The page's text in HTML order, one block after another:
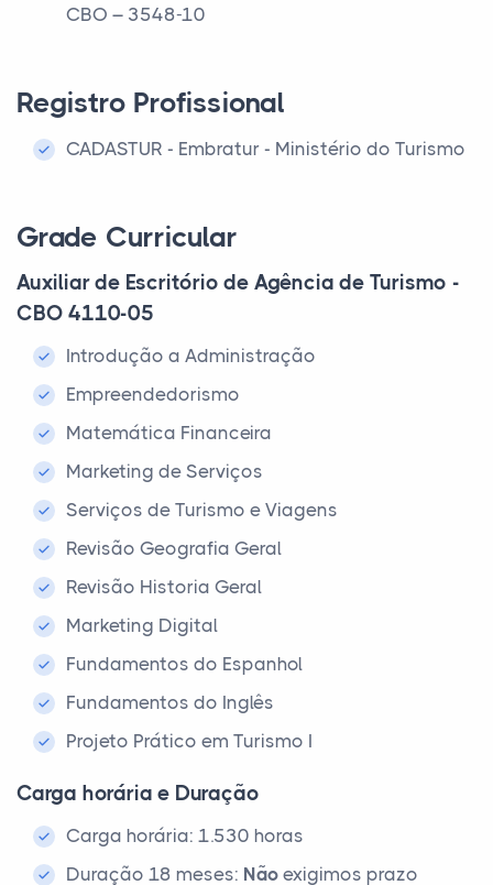
CBO – 3548-10
Registro Profissional
CADASTUR - Embratur - Ministério do Turismo
Grade Curricular
Auxiliar de Escritório de Agência de Turismo -
CBO 4110-05
Introdução a Administração
Empreendedorismo
Matemática Financeira
Marketing de Serviços
Serviços de Turismo e Viagens
Revisão Geografia Geral
Revisão Historia Geral
Marketing Digital
Fundamentos do Espanhol
Fundamentos do Inglês
Projeto Prático em Turismo I
Carga horária e Duração
Carga horária: 1.530 horas
Duração 18 meses: Não exigimos prazo